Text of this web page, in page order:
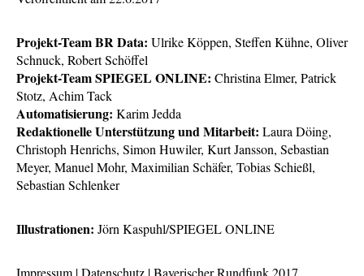
Projekt-Team BR Data: Ulrike Köppen, Steffen Kühne, Oliver
Schnuck, Robert Schöffel
Projekt-Team SPIEGEL ONLINE: Christina Elmer, Patrick
Stotz, Achim Tack
Automatisierung: Karim Jedda
Redaktionelle Unterstützung und Mitarbeit: Laura Döing,
Christoph Henrichs, Simon Huwiler, Kurt Jansson, Sebastian
Meyer, Manuel Mohr, Maximilian Schäfer, Tobias Schießl,
Sebastian Schlenker
Illustrationen: Jörn Kaspuhl/SPIEGEL ONLINE